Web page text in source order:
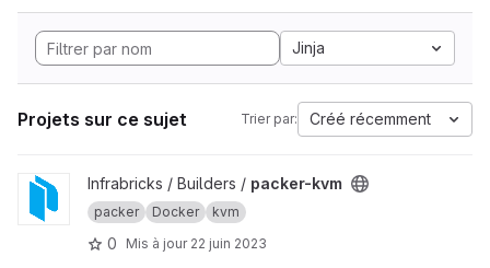
Jinja
Projets sur ce sujet Trier par: Créé récemment
Afficher le projet packer-kvm
Infrabricks / Builders / packer-kvm
packer Docker kvm
0 Mis à jour 22 juin 2023